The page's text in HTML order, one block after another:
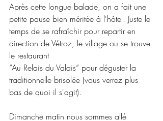
Après cette longue balade, on a fait une
petite pause bien méritée à l'hôtel. Juste le
temps de se rafraîchir pour repartir en
direction de Vétroz, le village ou se trouve
le restaurant
“Au Relais du Valais” pour déguster la
traditionnelle brisolée (vous verrez plus
bas de quoi il s'agit).
Dimanche matin nous sommes allé